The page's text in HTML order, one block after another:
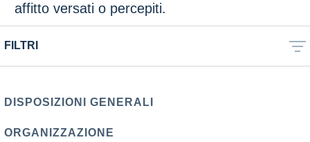
affitto versati o percepiti.
FILTRI
DISPOSIZIONI GENERALI
ORGANIZZAZIONE